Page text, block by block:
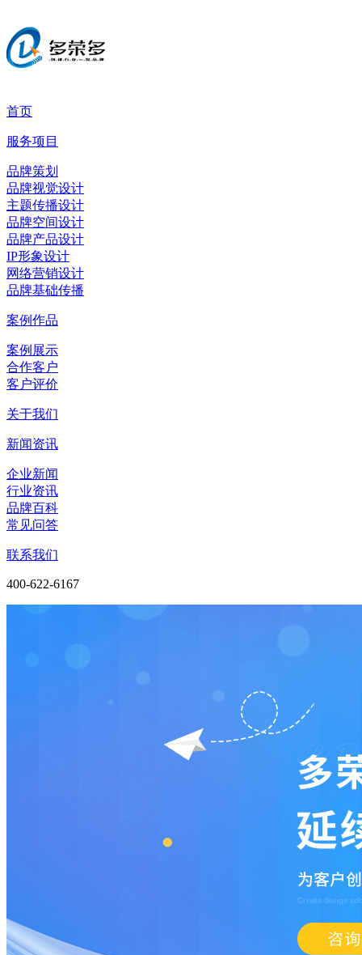
首页
服务项目
品牌策划
品牌视觉设计
主题传播设计
品牌空间设计
品牌产品设计
IP形象设计
网络营销设计
品牌基础传播
案例作品
案例展示
合作客户
客户评价
关于我们
新闻资讯
企业新闻
行业资讯
品牌百科
常见问答
联系我们
400-622-6167